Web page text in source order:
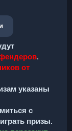
.
от
указаны
с
призы.